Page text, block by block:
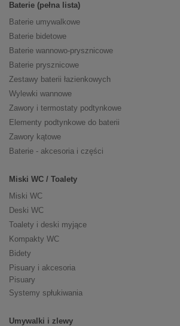
Baterie (pełna lista)
Baterie umywalkowe
Baterie bidetowe
Baterie wannowo-prysznicowe
Baterie prysznicowe
Zestawy baterii łazienkowych
Wylewki wannowe
Zawory i termostaty podtynkowe
Elementy podtynkowe do baterii
Zawory kątowe
Baterie - akcesoria i części
Miski WC / Toalety
Miski WC
Deski WC
Toalety i deski myjące
Kompakty WC
Bidety
Pisuary i akcesoria
Pisuary
Systemy spłukiwania
Umywalki i zlewy